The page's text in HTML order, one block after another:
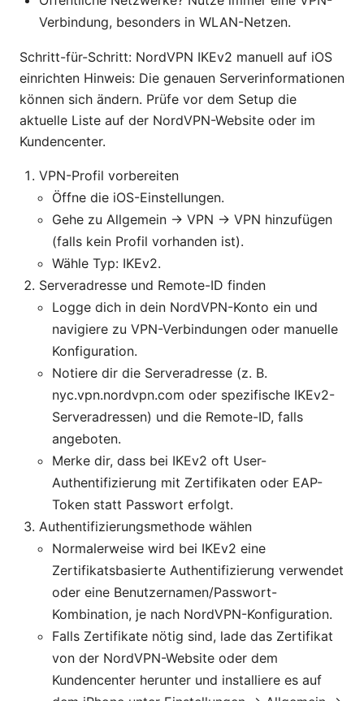
Verbindung, besonders in WLAN-Netzen.
Schritt-für-Schritt: NordVPN IKEv2 manuell auf iOS
einrichten Hinweis: Die genauen Serverinformationen
können sich ändern. Prüfe vor dem Setup die
aktuelle Liste auf der NordVPN-Website oder im
Kundencenter.
VPN-Profil vorbereiten
Öffne die iOS-Einstellungen.
Gehe zu Allgemein → VPN → VPN hinzufügen
(falls kein Profil vorhanden ist).
Wähle Typ: IKEv2.
Serveradresse und Remote-ID finden
Logge dich in dein NordVPN-Konto ein und
navigiere zu VPN-Verbindungen oder manuelle
Konfiguration.
Notiere dir die Serveradresse (z. B.
nyc.vpn.nordvpn.com oder spezifische IKEv2-
Serveradressen) und die Remote-ID, falls
angeboten.
Merke dir, dass bei IKEv2 oft User-
Authentifizierung mit Zertifikaten oder EAP-
Token statt Passwort erfolgt.
Authentifizierungsmethode wählen
Normalerweise wird bei IKEv2 eine
Zertifikatsbasierte Authentifizierung verwendet
oder eine Benutzernamen/Passwort-
Kombination, je nach NordVPN-Konfiguration.
Falls Zertifikate nötig sind, lade das Zertifikat
von der NordVPN-Website oder dem
Kundencenter herunter und installiere es auf